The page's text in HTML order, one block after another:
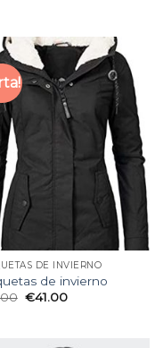
DE INVIERNO
de invierno
€41.00